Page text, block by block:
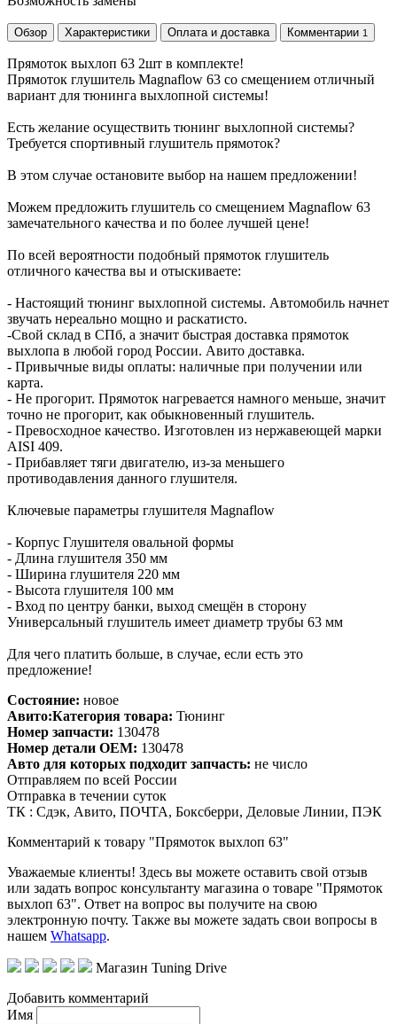
Обзор Характеристики Оплата и доставка Комментарии 1
Прямоток выхлоп 63 2шт в комплекте!
Прямоток глушитель Magnaflow 63 со смещением отличный
вариант для тюнинга выхлопной системы!
Есть желание осуществить тюнинг выхлопной системы?
Требуется спортивный глушитель прямоток?
В этом случае остановите выбор на нашем предложении!
Можем предложить глушитель со смещением Magnaflow 63
замечательного качества и по более лучшей цене!
По всей вероятности подобный прямоток глушитель
отличного качества вы и отыскиваете:
- Настоящий тюнинг выхлопной системы. Автомобиль начнет
звучать нереально мощно и раскатисто.
-Свой склад в СПб, а значит быстрая доставка прямоток
выхлопа в любой город России. Авито доставка.
- Привычные виды оплаты: наличные при получении или
карта.
- Не прогорит. Прямоток нагревается намного меньше, значит
точно не прогорит, как обыкновенный глушитель.
- Превосходное качество. Изготовлен из нержавеющей марки
AISI 409.
- Прибавляет тяги двигателю, из-за меньшего
противодавления данного глушителя.
Ключевые параметры глушителя Magnaflow
- Корпус Глушителя овальной формы
- Длина глушителя 350 мм
- Ширина глушителя 220 мм
- Высота глушителя 100 мм
- Вход по центру банки, выход смещён в сторону
Универсальный глушитель имеет диаметр трубы 63 мм
Для чего платить больше, в случае, если есть это
предложение!
Состояние: новое
Авито:Категория товара: Тюнинг
Номер запчасти: 130478
Номер детали OEM: 130478
Авто для которых подходит запчасть: не число
Отправляем по всей России
Отправка в течении суток
ТК : Сдэк, Авито, ПОЧТА, Боксберри, Деловые Линии, ПЭК
Комментарий к товару "Прямоток выхлоп 63"
Уважаемые клиенты! Здесь вы можете оставить свой отзыв
или задать вопрос консультанту магазина о товаре "Прямоток
выхлоп 63". Ответ на вопрос вы получите на свою
электронную почту. Также вы можете задать свои вопросы в
нашем Whatsapp.
Магазин Tuning Drive
Добавить комментарий
Имя